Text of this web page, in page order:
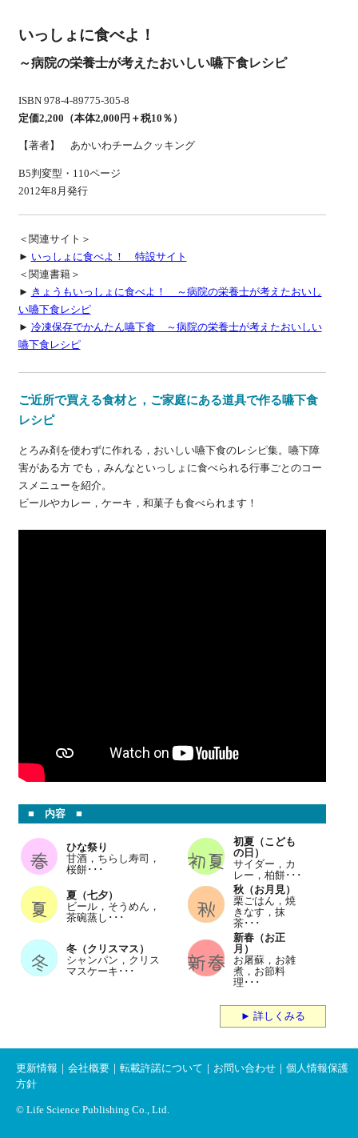
いっしょに食べよ！
～病院の栄養士が考えたおいしい嚥下食レシピ
ISBN 978-4-89775-305-8
定価2,200（本体2,000円＋税10％）
【著者】 あかいわチームクッキング
B5判変型・110ページ
2012年8月発行
＜関連サイト＞
► いっしょに食べよ！ 特設サイト
＜関連書籍＞
► きょうもいっしょに食べよ！ ～病院の栄養士が考えたおいし
い嚥下食レシピ
► 冷凍保存でかんたん嚥下食 ～病院の栄養士が考えたおいしい
嚥下食レシピ
ご近所で買える食材と，ご家庭にある道具で作る嚥下食
レシピ
とろみ剤を使わずに作れる，おいしい嚥下食のレシピ集。嚥下障
害がある方 でも，みんなといっしょに食べられる行事ごとのコー
スメニューを紹介。
ビールやカレー，ケーキ，和菓子も食べられます！
■ 内容 ■
ひな祭り
甘酒，ちらし寿司，
桜餅･･･
初夏（こども
の日）
サイダー，カ
レー，柏餅･･･
夏（七夕）
ビール，そうめん，
茶碗蒸し･･･
秋（お月見）
栗ごはん，焼
きなす，抹
茶･･･
冬（クリスマス）
シャンパン，クリス
マスケーキ･･･
新春（お正
月）
お屠蘇，お雑
煮，お節料
理･･･
► 詳しくみる
更新情報 ｜会社概要 ｜転載許諾について ｜ お問い合わせ ｜個人情報保護
方針
© Life Science Publishing Co., Ltd.